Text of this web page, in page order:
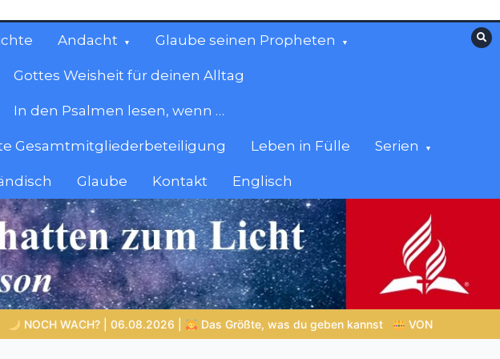
Andacht Glaube seinen Propheten
Gottes Weisheit für deinen Alltag
In den Psalmen lesen, wenn …
Gesamtmitgliederbeteiligung Leben in Fülle Serien
Glaube Kontakt Englisch
Größte, was du geben kannst VON BABYLON ZUM EWIGEN REICH | Kap.1 –